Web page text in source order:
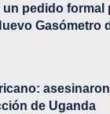
pedido formal
Gasómetro
de Uganda